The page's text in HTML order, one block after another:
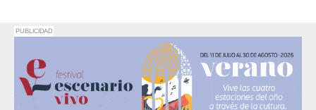
PUBLICIDAD